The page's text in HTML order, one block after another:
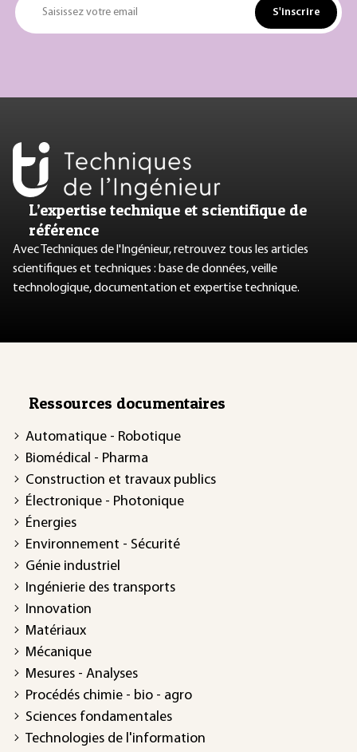
Saisissez votre email S'inscrire
L’expertise technique et scientifique de
référence
Avec Techniques de l'Ingénieur, retrouvez tous les articles
scientifiques et techniques : base de données, veille
technologique, documentation et expertise technique.
Ressources documentaires
Automatique - Robotique
Biomédical - Pharma
Construction et travaux publics
Électronique - Photonique
Énergies
Environnement - Sécurité
Génie industriel
Ingénierie des transports
Innovation
Matériaux
Mécanique
Mesures - Analyses
Procédés chimie - bio - agro
Sciences fondamentales
Technologies de l'information